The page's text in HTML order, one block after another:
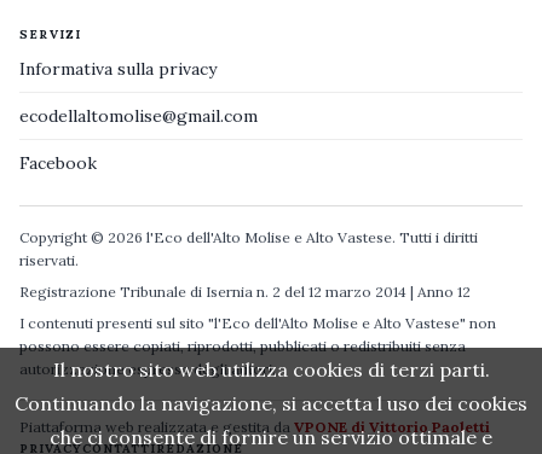
SERVIZI
Informativa sulla privacy
ecodellaltomolise@gmail.com
Facebook
Copyright © 2026 l'Eco dell'Alto Molise e Alto Vastese. Tutti i diritti
riservati.
Registrazione Tribunale di Isernia n. 2 del 12 marzo 2014 | Anno 12
I contenuti presenti sul sito "l'Eco dell'Alto Molise e Alto Vastese" non
possono essere copiati, riprodotti, pubblicati o redistribuiti senza
autorizzazione espressa degli autori.
Piattaforma web realizzata e gestita da VPONE di Vittorio Paoletti
PRIVACYCONTATTIREDAZIONE
Il nostro sito web utilizza cookies di terzi parti.
Continuando la navigazione, si accetta l uso dei cookies
che ci consente di fornire un servizio ottimale e